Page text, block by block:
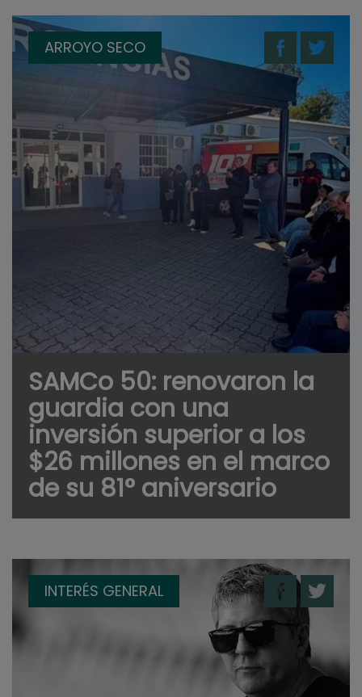
ARROYO SECO
SAMCo 50: renovaron la
guardia con una
inversión superior a los
$26 millones en el marco
de su 81° aniversario
INTERÉS GENERAL